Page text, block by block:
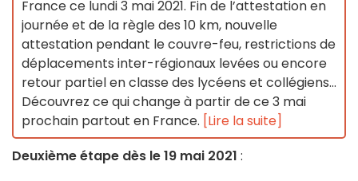
France ce lundi 3 mai 2021. Fin de l’attestation en
journée et de la règle des 10 km, nouvelle
attestation pendant le couvre-feu, restrictions de
déplacements inter-régionaux levées ou encore
retour partiel en classe des lycéens et collégiens...
Découvrez ce qui change à partir de ce 3 mai
prochain partout en France. [Lire la suite]
Deuxième étape dès le 19 mai 2021 :